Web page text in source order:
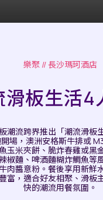
樂聚 // 長沙瑪珂酒店
滑板生活4
潮流跨界推出「潮流滑板
場，澳洲安格斯牛排或
玉米夾餅、脆炸春雞或黑
椒麵、啤酒麵糊炸鯛魚等
肉醬意粉。餐後享用新鮮
富，適合好友相聚、滑板
快的潮流用餐氛圍。